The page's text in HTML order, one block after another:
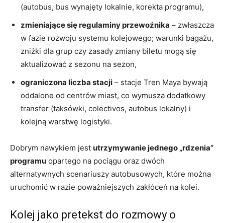
(autobus, bus wynajęty lokalnie, korekta programu),
zmieniające się regulaminy przewoźnika – zwłaszcza
w fazie rozwoju systemu kolejowego; warunki bagażu,
zniżki dla grup czy zasady zmiany biletu mogą się
aktualizować z sezonu na sezon,
ograniczona liczba stacji – stacje Tren Maya bywają
oddalone od centrów miast, co wymusza dodatkowy
transfer (taksówki, colectivos, autobus lokalny) i
kolejną warstwę logistyki.
Dobrym nawykiem jest utrzymywanie jednego „rdzenia”
programu opartego na pociągu oraz dwóch
alternatywnych scenariuszy autobusowych, które można
uruchomić w razie poważniejszych zakłóceń na kolei.
Kolej jako pretekst do rozmowy o